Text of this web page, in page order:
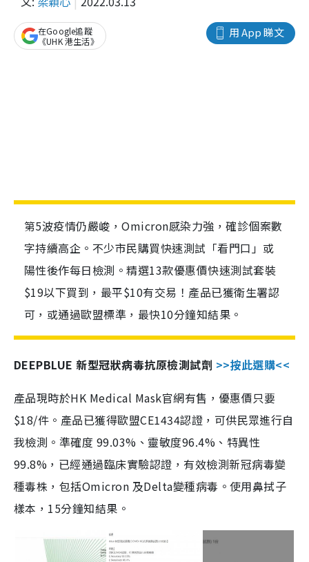
用 App 睇文
在Google追蹤
《UHK 港生活》
第5波疫情仍嚴峻，Omicron感染力強，確診個案數
字持續高企。不少市民購買快速測試「看門口」或
陽性後作每日檢測。精選13款優惠價快速測試套裝
$19以下買到，最平$10有交易！產品已獲衛生署認
可，或通過歐盟標準，最快10分鐘知結果。
DEEPBLUE 新型冠狀病毒抗原檢測試劑 >>按此選購<<
產品現時於HK Medical Mask官網有售，優惠價只要
$18/件。產品已獲得歐盟CE1434認證，可供民眾進行自
我檢測。準確度 99.03%、靈敏度96.4%、特異性
99.8%，已經通過臨床實驗認證，有效檢測新冠病毒變
種毒株，包括Omicron 及Delta變種病毒。使用鼻拭子
樣本，15分鐘知結果。